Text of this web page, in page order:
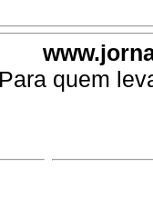
Para quem